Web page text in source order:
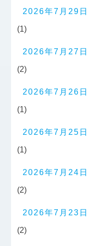
2026年7月29日
(1)
2026年7月27日
(2)
2026年7月26日
(1)
2026年7月25日
(1)
2026年7月24日
(2)
2026年7月23日
(2)